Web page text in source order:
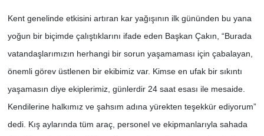
Kent genelinde etkisini artıran kar yağışının ilk gününden bu yana
yoğun bir biçimde çalıştıklarını ifade eden Başkan Çakın, “Burada
vatandaşlarımızın herhangi bir sorun yaşamaması için çabalayan,
önemli görev üstlenen bir ekibimiz var. Kimse en ufak bir sıkıntı
yaşamasın diye ekiplerimiz, günlerdir 24 saat esası ile mesaide.
Kendilerine halkımız ve şahsım adına yürekten teşekkür ediyorum”
dedi. Kış aylarında tüm araç, personel ve ekipmanlarıyla sahada